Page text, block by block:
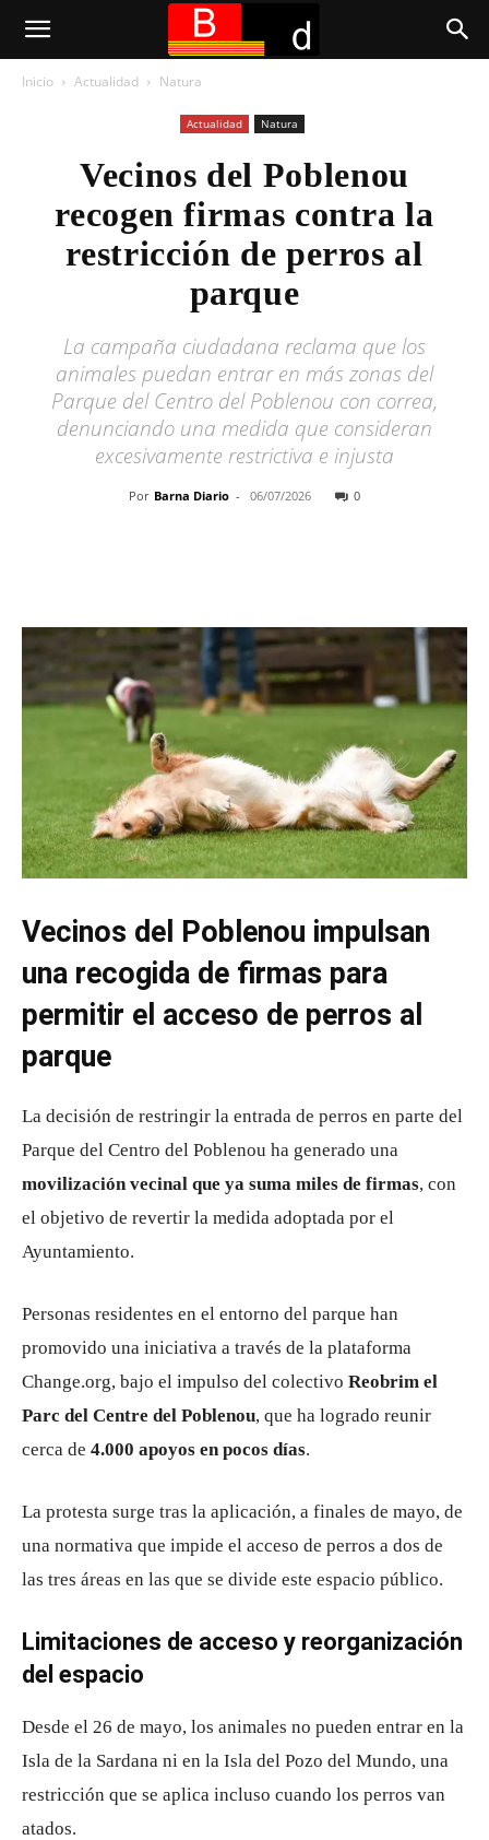
Inicio Actualidad Natura
Actualidad Natura
Vecinos del Poblenou
recogen firmas contra la
restricción de perros al
parque
La campaña ciudadana reclama que los
animales puedan entrar en más zonas del
Parque del Centro del Poblenou con correa,
denunciando una medida que consideran
excesivamente restrictiva e injusta
Por Barna Diario - 06/07/2026 0
Vecinos del Poblenou impulsan
una recogida de firmas para
permitir el acceso de perros al
parque
La decisión de restringir la entrada de perros en parte del
Parque del Centro del Poblenou ha generado una
movilización vecinal que ya suma miles de firmas, con
el objetivo de revertir la medida adoptada por el
Ayuntamiento.
Personas residentes en el entorno del parque han
promovido una iniciativa a través de la plataforma
Change.org, bajo el impulso del colectivo Reobrim el
Parc del Centre del Poblenou, que ha logrado reunir
cerca de 4.000 apoyos en pocos días.
La protesta surge tras la aplicación, a finales de mayo, de
una normativa que impide el acceso de perros a dos de
las tres áreas en las que se divide este espacio público.
Limitaciones de acceso y reorganización
del espacio
Desde el 26 de mayo, los animales no pueden entrar en la
Isla de la Sardana ni en la Isla del Pozo del Mundo, una
restricción que se aplica incluso cuando los perros van
atados.